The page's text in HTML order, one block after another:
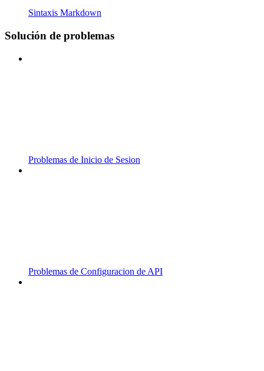
Sintaxis Markdown
Solución de problemas
Problemas de Inicio de Sesion
Problemas de Configuracion de API